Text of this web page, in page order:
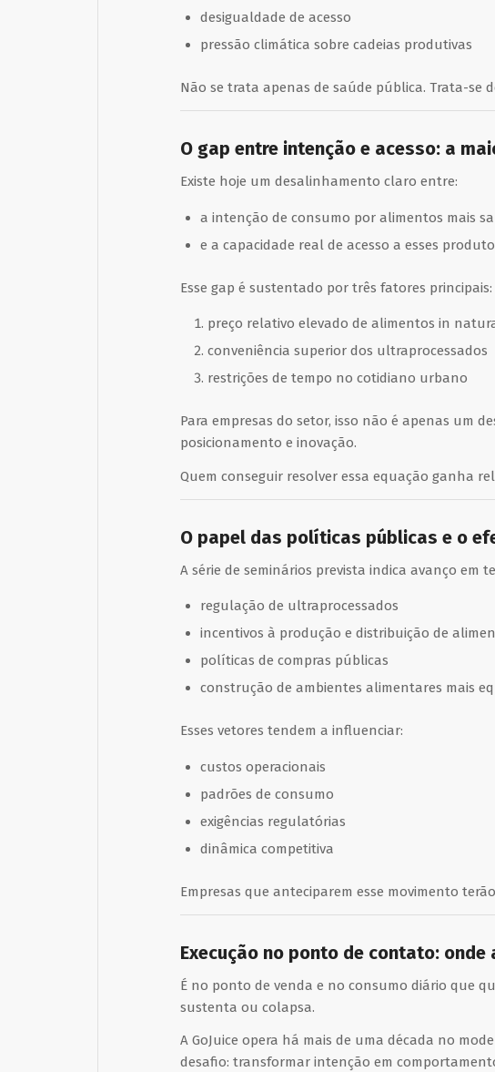
desigualdade de acesso
pressão climática sobre cadeias produtivas
Não se trata apenas de saúde pública. Trata-se
O gap entre intenção e acesso: a
Existe hoje um desalinhamento claro entre:
a intenção de consumo por alimentos mais
e a capacidade real de acesso a esses
Esse gap é sustentado por três fatores principais:
preço relativo elevado de alimentos in
conveniência superior dos ultraprocessados
restrições de tempo no cotidiano urbano
Para empresas do setor, isso não é apenas um
posicionamento e inovação.
Quem conseguir resolver essa equação ganha
O papel das políticas públicas e o
A série de seminários prevista indica avanço em
regulação de ultraprocessados
incentivos à produção e distribuição de
políticas de compras públicas
construção de ambientes alimentares mais
Esses vetores tendem a influenciar:
custos operacionais
padrões de consumo
exigências regulatórias
dinâmica competitiva
Empresas que anteciparem esse movimento
Execução no ponto de contato:
É no ponto de venda e no consumo diário que
sustenta ou colapsa.
A GoJuice opera há mais de uma década no
desafio: transformar intenção em